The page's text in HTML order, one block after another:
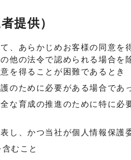
提供）
、あらかじめお客様の同意
他の法令で認められる場合
を得ることが困難であるとき
のために必要がある場合であ
な育成の推進のために特に
し、かつ当社が個人情報保護
むこと